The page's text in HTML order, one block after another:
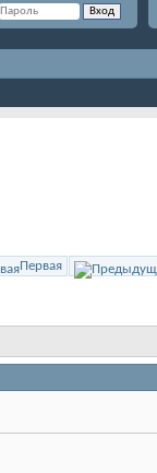
Первая